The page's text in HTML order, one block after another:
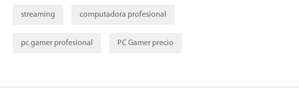
streaming computadora profesional
pc gamer profesional PC Gamer precio